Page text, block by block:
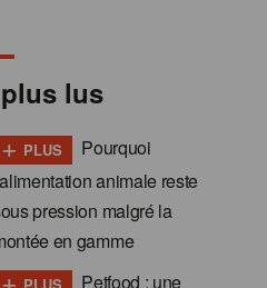
lus
+ PLUS
Pourquoi
animale reste
pression malgré la
en gamme
Petfood : une